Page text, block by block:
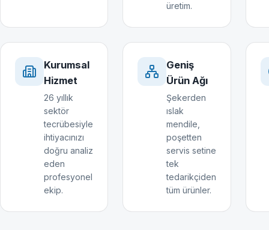
üretim.
Kurumsal
Hizmet
26 yıllık
sektör
tecrübesiyle
ihtiyacınızı
doğru analiz
eden
profesyonel
ekip.
Geniş
Ürün Ağı
Şekerden
ıslak
mendile,
poşetten
servis setine
tek
tedarikçiden
tüm ürünler.